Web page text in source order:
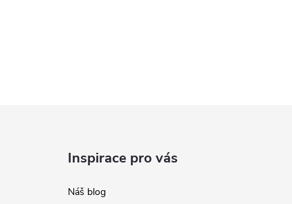
Inspirace pro vás
Náš blog